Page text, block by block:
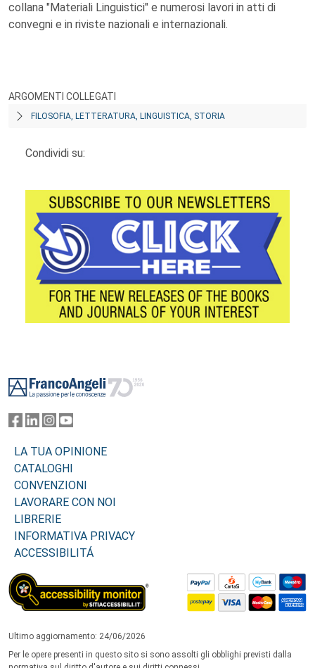
collana "Materiali Linguistici" e numerosi lavori in atti di
convegni e in riviste nazionali e internazionali.
ARGOMENTI COLLEGATI
FILOSOFIA, LETTERATURA, LINGUISTICA, STORIA
Condividi su:
LA TUA OPINIONE
CATALOGHI
CONVENZIONI
LAVORARE CON NOI
LIBRERIE
INFORMATIVA PRIVACY
ACCESSIBILITÁ
Ultimo aggiornamento: 24/06/2026
Per le opere presenti in questo sito si sono assolti gli obblighi previsti dalla